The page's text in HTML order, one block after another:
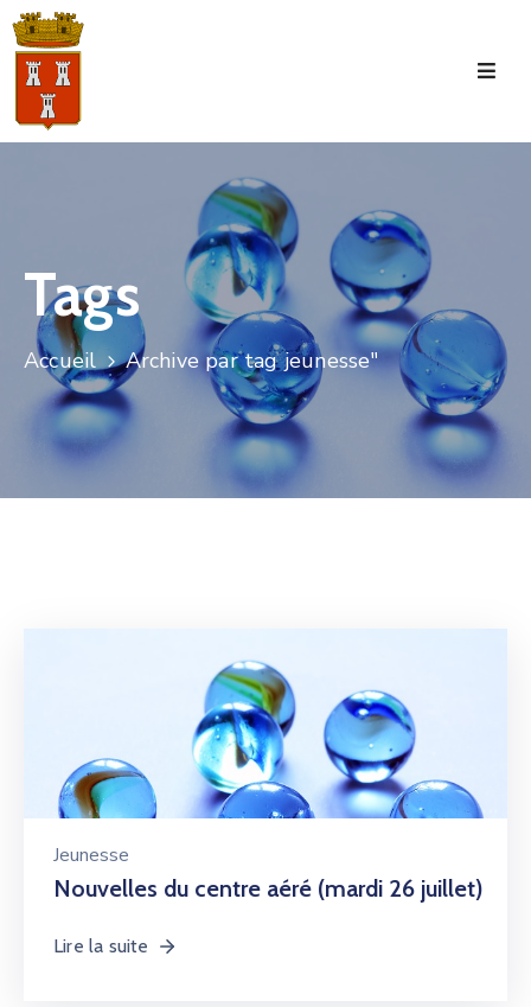
Accueil
Manifestations
Vie
Municipale
Services
Tags
Accueil Archive par tag jeunesse"
Jeunesse
Nouvelles du centre aéré (mardi 26 juillet)
Lire la suite